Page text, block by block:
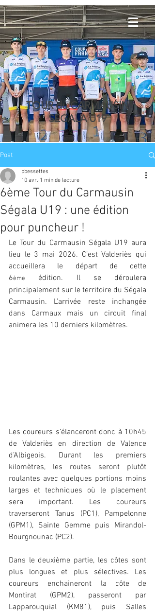
TOUR du CARMAUSIN
SEGALA U19
Post
6ème Tour du Carmausin
Ségala U19 : une édition
pour puncheur !
pbessettes
10 avr. 1 min de lecture
Le Tour du Carmausin Ségala U19 aura
lieu le 3 mai 2026. C’est Valderiès qui
accueillera le départ de cette
6ème
édition. Il se déroulera
principalement sur le territoire du Ségala
Carmausin. L’arrivée reste inchangée
dans Carmaux mais un circuit final
animera les 10 derniers kilomètres.
Les coureurs s’élanceront donc à 10h45
de Valderiès en direction de Valence
d’Albigeois. Durant les premiers
kilomètres, les routes seront plutôt
roulantes avec quelques portions moins
larges et techniques où le placement
sera important. Les coureurs
traverseront Tanus (PC1), Pampelonne
(GPM1), Sainte Gemme puis Mirandol-
Bourgnounac (PC2).
Dans le deuxième partie, les côtes sont
plus longues et plus sélectives. Les
coureurs enchaineront la côte de
Montirat (GPM2), passeront par
Lapparouquial (KM81), puis Salles